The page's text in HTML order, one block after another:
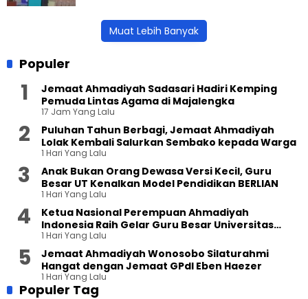
Muat Lebih Banyak
Populer
Jemaat Ahmadiyah Sadasari Hadiri Kemping
Pemuda Lintas Agama di Majalengka
17 Jam Yang Lalu
Puluhan Tahun Berbagi, Jemaat Ahmadiyah
Lolak Kembali Salurkan Sembako kepada Warga
1 Hari Yang Lalu
Anak Bukan Orang Dewasa Versi Kecil, Guru
Besar UT Kenalkan Model Pendidikan BERLIAN
1 Hari Yang Lalu
Ketua Nasional Perempuan Ahmadiyah
Indonesia Raih Gelar Guru Besar Universitas
Terbuka
1 Hari Yang Lalu
Jemaat Ahmadiyah Wonosobo Silaturahmi
Hangat dengan Jemaat GPdI Eben Haezer
1 Hari Yang Lalu
Populer Tag